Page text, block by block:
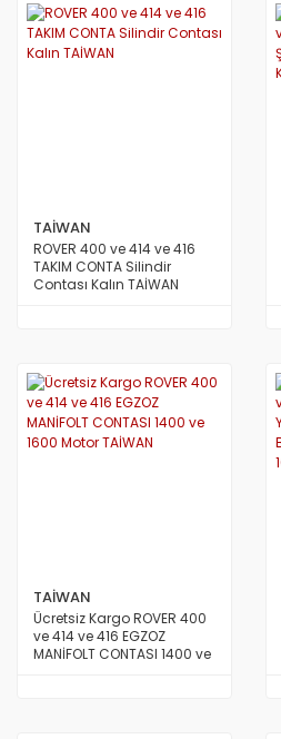
TAİWAN
ROVER 400 ve 414 ve 416
TAKIM CONTA Silindir
Contası Kalın TAİWAN
TAİWAN
Ücretsiz Kargo ROVER 400
ve 414 ve 416 EGZOZ
MANİFOLT CONTASI 1400 ve